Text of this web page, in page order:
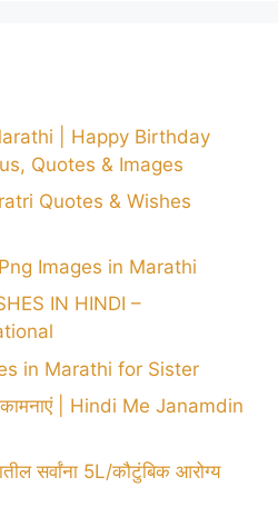
| Happy Birthday
Quotes & Images
Quotes & Wishes
Images in Marathi
IN HINDI –
in Marathi for Sister
| Hindi Me Janamdin
सर्वांना 5L/कौटुंबिक आरोग्य